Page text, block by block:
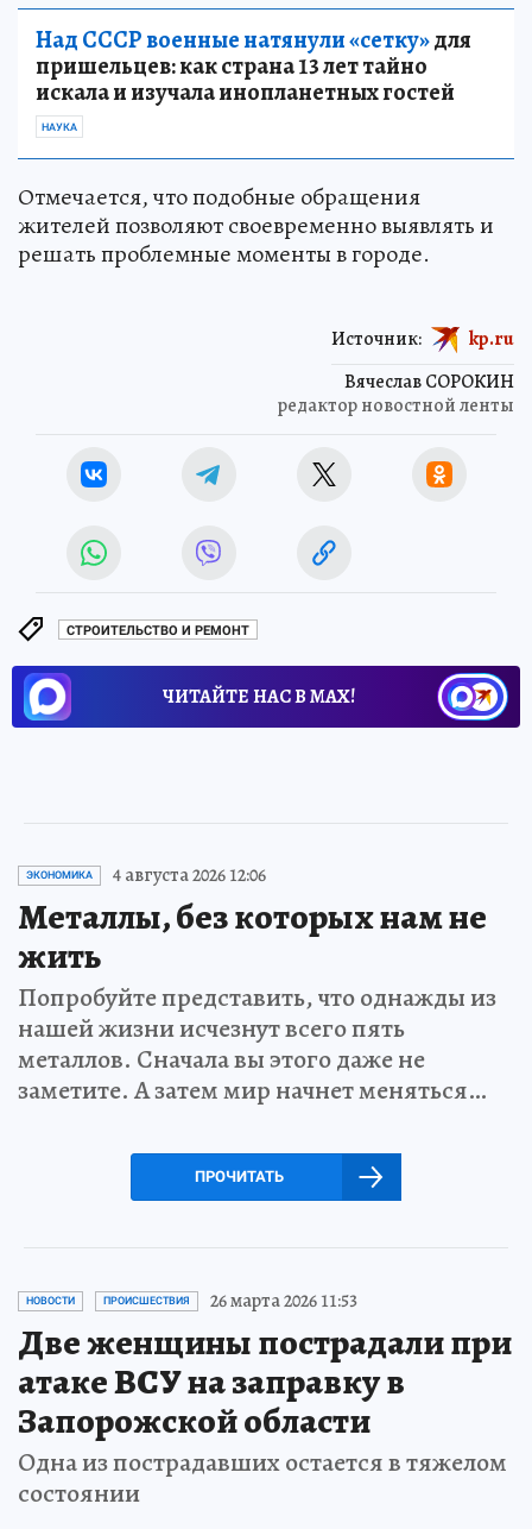
Над СССР военные натянули «сетку»для
пришельцев: как страна 13 лет тайно
искала и изучала инопланетных гостей
НАУКА
Отмечается, что подобные обращения
жителей позволяют своевременно выявлять и
решать проблемные моменты в городе.
Вячеслав СОРОКИН
редактор новостной ленты
Источник: kp.ru
СТРОИТЕЛЬСТВО И РЕМОНТ
ЧИТАЙТЕ НАС В МАХ!
ЭКОНОМИКА 4 августа 2026 12:06
Металлы, без которых нам не
жить
Попробуйте представить, что однажды из
нашей жизни исчезнут всего пять
металлов. Сначала вы этого даже не
заметите. А затем мир начнет меняться…
ПРОЧИТАТЬ
НОВОСТИ ПРОИСШЕСТВИЯ 26 марта 2026 11:53
Две женщины пострадали при
атаке ВСУ на заправку в
Запорожской области
Одна из пострадавших остается в тяжелом
состоянии